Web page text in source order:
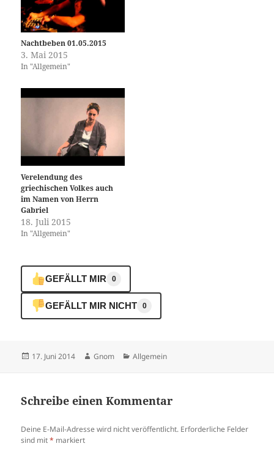
Nachtbeben 01.05.2015
3. Mai 2015
In "Allgemein"
Verelendung des
griechischen Volkes auch
im Namen von Herrn
Gabriel
18. Juli 2015
In "Allgemein"
GEFÄLLT MIR 0
GEFÄLLT MIR NICHT 0
Veröffentlicht
17. Juni 2014 Autor
Gnom Kategorien
Allgemein
Schreibe einen Kommentar
Deine E-Mail-Adresse wird nicht veröffentlicht. Erforderliche Felder
sind mit* markiert